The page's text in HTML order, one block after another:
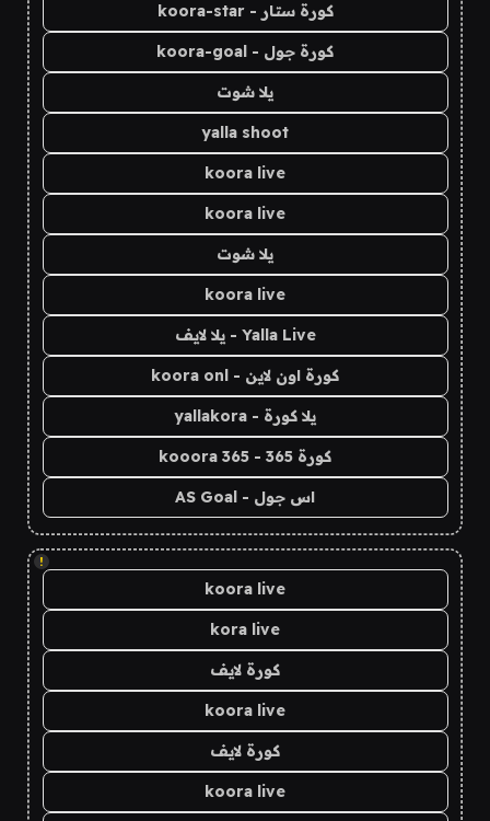
كورة ستار - koora-star
كورة جول - koora-goal
يلا شوت
yalla shoot
koora live
koora live
يلا شوت
koora live
Yalla Live - يلا لايف
كورة اون لاين - koora onl
يلا كورة - yallakora
كورة 365 - kooora 365
اس جول - AS Goal
!
koora live
kora live
كورة لايف
koora live
كورة لايف
koora live